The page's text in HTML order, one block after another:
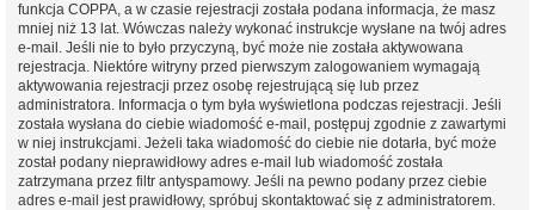
funkcja COPPA, a w czasie rejestracji została podana informacja, że masz
mniej niż 13 lat. Wówczas należy wykonać instrukcje wysłane na twój adres
e-mail. Jeśli nie to było przyczyną, być może nie została aktywowana
rejestracja. Niektóre witryny przed pierwszym zalogowaniem wymagają
aktywowania rejestracji przez osobę rejestrującą się lub przez
administratora. Informacja o tym była wyświetlona podczas rejestracji. Jeśli
została wysłana do ciebie wiadomość e-mail, postępuj zgodnie z zawartymi
w niej instrukcjami. Jeżeli taka wiadomość do ciebie nie dotarła, być może
został podany nieprawidłowy adres e-mail lub wiadomość została
zatrzymana przez filtr antyspamowy. Jeśli na pewno podany przez ciebie
adres e-mail jest prawidłowy, spróbuj skontaktować się z administratorem.